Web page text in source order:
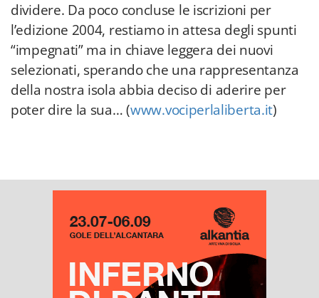
dividere. Da poco concluse le iscrizioni per
l’edizione 2004, restiamo in attesa degli spunti
“impegnati” ma in chiave leggera dei nuovi
selezionati, sperando che una rappresentanza
della nostra isola abbia deciso di aderire per
poter dire la sua… (www.vociperlaliberta.it)